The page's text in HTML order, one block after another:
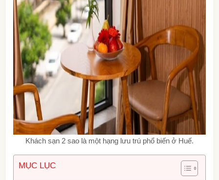
Khách sạn 2 sao là một hạng lưu trú phổ biến ở Huế.
MỤC LỤC